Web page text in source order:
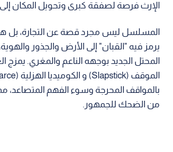
الإرث فرصة لصفقة كبرى وتحويل المكان
المسلسل ليس مجرد قصة عن التجارة، بل
يرمز فيه "القبان" إلى الأرض والجذور
المحتل الجديد بوجهه الناعم والمغري. يمزج
بالمواقف المحرجة وسوء الفهم
من الضحك للجمهور.